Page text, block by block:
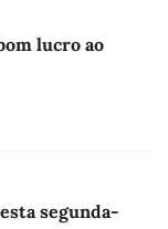
lucro ao
segunda-